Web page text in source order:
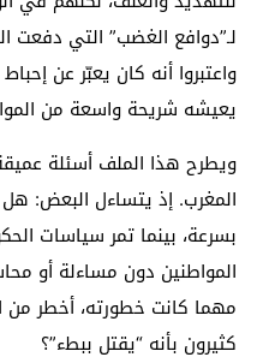
لـ”دوافع الغضب” التي دفعت
واعتبروا أنه كان يعبّر عن
يعيشه شريحة واسعة من
ويطرح هذا الملف أسئلة
المغرب. إذ يتساءل البعض:
بسرعة، بينما تمر سياسات
المواطنين دون مساءلة أو
مهما كانت خطورته، أخطر من
كثيرون بأنه “يقتل ببطء”؟